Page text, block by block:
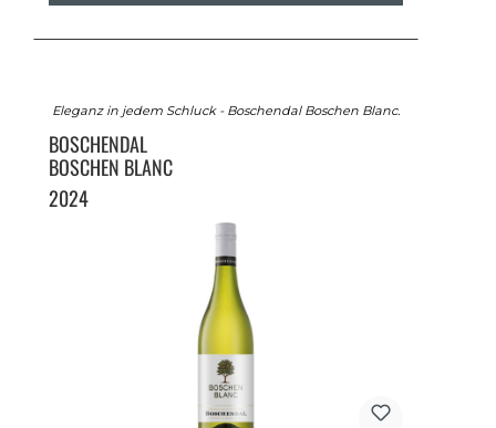
Eleganz in jedem Schluck - Boschendal Boschen Blanc.
BOSCHENDAL
BOSCHEN BLANC
2024